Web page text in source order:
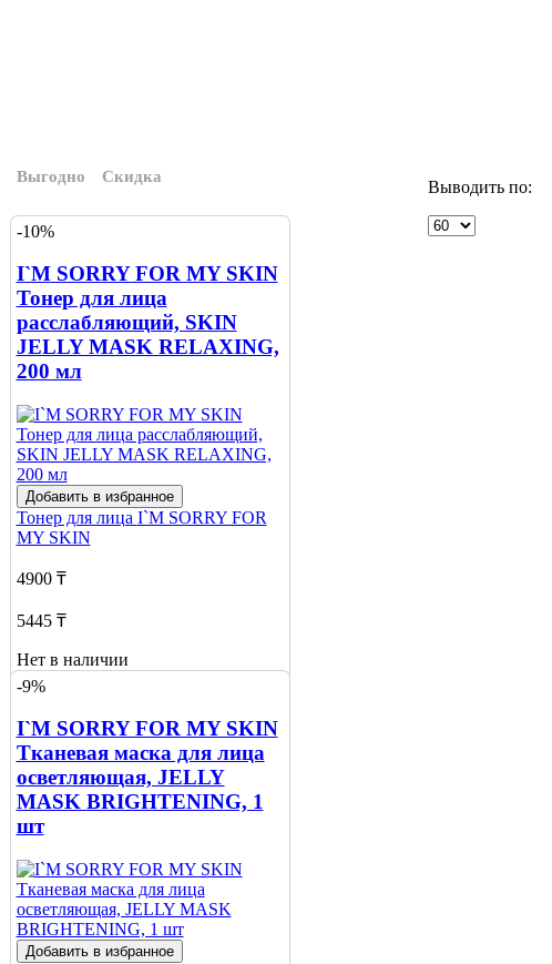
Выгодно Скидка
Выводить по:
-10%
I`M SORRY FOR MY SKIN
Тонер для лица
расслабляющий, SKIN
JELLY MASK RELAXING,
200 мл
Добавить в избранное
Тонер для лица I`M SORRY FOR
MY SKIN
4900 ₸
5445 ₸
Нет в наличии
Сообщить
о наличии
-9%
I`M SORRY FOR MY SKIN
Тканевая маска для лица
осветляющая, JELLY
MASK BRIGHTENING, 1
шт
Добавить в избранное